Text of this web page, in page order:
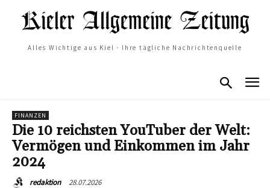
Alles Wichtige aus Kiel - Ihre tägliche Nachrichtenquelle
FINANZEN
Die 10 reichsten YouTuber der Welt:
Vermögen und Einkommen im Jahr
2024
redaktion 28.07.2026